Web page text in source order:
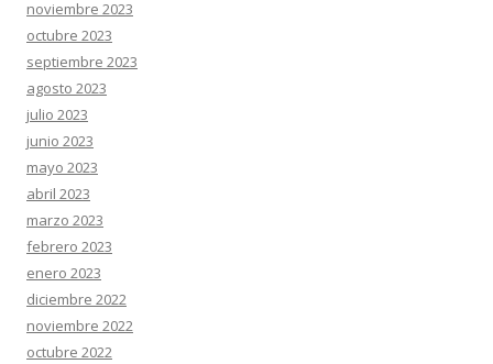
noviembre 2023
octubre 2023
septiembre 2023
agosto 2023
julio 2023
junio 2023
mayo 2023
abril 2023
marzo 2023
febrero 2023
enero 2023
diciembre 2022
noviembre 2022
octubre 2022